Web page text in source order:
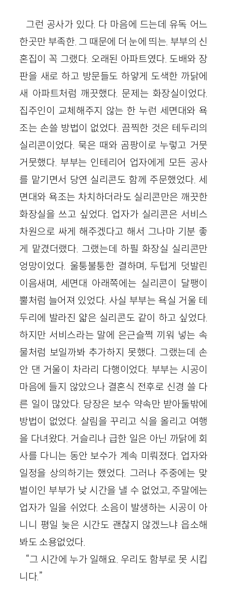
그런 공사가 있다. 다 마음에 드는데 유독 어느
한곳만 부족한. 그 때문에 더 눈에 띄는. 부부의 신
혼집이 꼭 그랬다. 오래된 아파트였다. 도배와 장
판을 새로 하고 방문들도 하얗게 도색한 까닭에
새 아파트처럼 깨끗했다. 문제는 화장실이었다.
집주인이 교체해주지 않는 한 누런 세면대와 욕
조는 손쓸 방법이 없었다. 끔찍한 것은 테두리의
실리콘이었다. 묵은 때와 곰팡이로 누렇고 거뭇
거뭇했다. 부부는 인테리어 업자에게 모든 공사
를 맡기면서 당연 실리콘도 함께 주문했었다. 세
면대와 욕조는 차치하더라도 실리콘만은 깨끗한
화장실을 쓰고 싶었다. 업자가 실리콘은 서비스
차원으로 싸게 해주겠다고 해서 그나마 기분 좋
게 맡겼더랬다. 그랬는데 하필 화장실 실리콘만
엉망이었다. 울퉁불퉁한 결하며, 두텁게 덧발린
이음새며, 세면대 아래쪽에는 실리콘이 달팽이
뿔처럼 늘어져 있었다. 사실 부부는 욕실 거울 테
두리에 발라진 얇은 실리콘도 같이 하고 싶었다.
하지만 서비스라는 말에 은근슬쩍 끼워 넣는 속
물처럼 보일까봐 추가하지 못했다. 그랬는데 손
안 댄 거울이 차라리 다행이었다. 부부는 시공이
마음에 들지 않았으나 결혼식 전후로 신경 쓸 다
른 일이 많았다. 당장은 보수 약속만 받아둘밖에
방법이 없었다. 살림을 꾸리고 식을 올리고 여행
을 다녀왔다. 거슬리나 급한 일은 아닌 까닭에 회
사를 다니는 동안 보수가 계속 미뤄졌다. 업자와
일정을 상의하기는 했었다. 그러나 주중에는 맞
벌이인 부부가 낮 시간을 낼 수 없었고, 주말에는
업자가 일을 쉬었다. 소음이 발생하는 시공이 아
니니 평일 늦은 시간도 괜찮지 않겠느냐 읍소해
봐도 소용없었다.
“그 시간에 누가 일해요. 우리도 함부로 못 시킵
니다.”